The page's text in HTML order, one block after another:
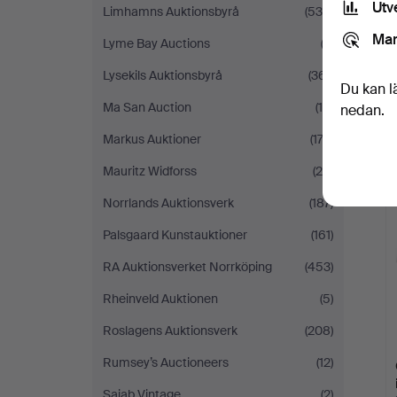
Limhamns Auktionsbyrå
(535)
Lyme Bay Auctions
(3)
Lysekils Auktionsbyrå
(361)
Ma San Auction
(14)
Markus Auktioner
(173)
Mauritz Widforss
(26)
Norrlands Auktionsverk
(187)
Palsgaard Kunstauktioner
(161)
RA Auktionsverket Norrköping
(453)
Rheinveld Auktionen
(5)
Roslagens Auktionsverk
(208)
Rumsey’s Auctioneers
(12)
Du kan
nedan.